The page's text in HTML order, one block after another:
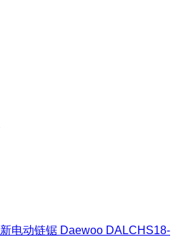
新电动链锯 Daewoo DALCHS18-